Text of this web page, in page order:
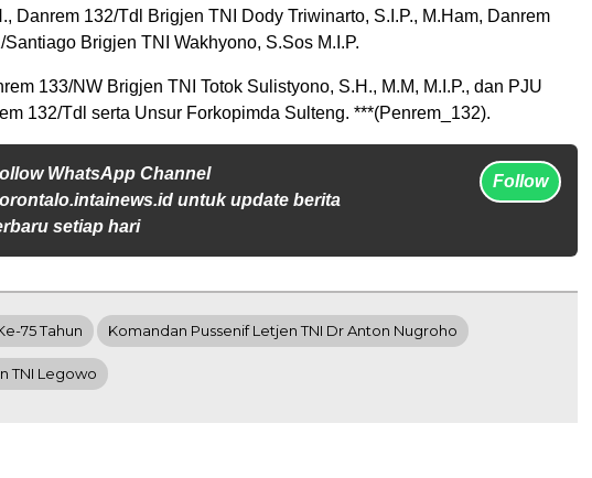
Danrem 132/Tdl Brigjen TNI Dody Triwinarto, S.I.P., M.Ham, Danrem
Santiago Brigjen TNI Wakhyono, S.Sos M.I.P.
133/NW Brigjen TNI Totok Sulistyono, S.H., M.M, M.I.P., dan PJU
132/Tdl serta Unsur Forkopimda Sulteng. ***(Penrem_132).
WhatsApp Channel
untuk update berita
setiap hari
Follow
75 Tahun Komandan Pussenif Letjen TNI Dr Anton Nugroho
TNI Legowo